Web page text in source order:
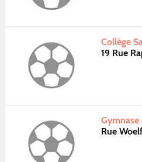
Collège
19 Rue
Rue